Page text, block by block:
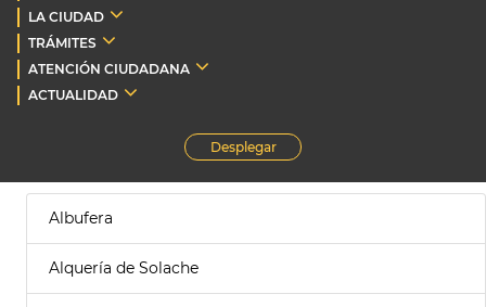
LA CIUDAD
TRÁMITES
ATENCIÓN CIUDADANA
ACTUALIDAD
Desplegar
Albufera
Alquería de Solache